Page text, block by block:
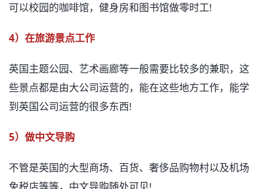
可以校园的咖啡馆，健身房和图书馆做零时工!
4）在旅游景点工作
英国主题公园、艺术画廊等一般需要比较多的兼职，这
些景点都是由大公司运营的，能在这些地方工作，能学
到英国公司运营的很多东西!
5）做中文导购
不管是英国的大型商场、百货、奢侈品购物村以及机场